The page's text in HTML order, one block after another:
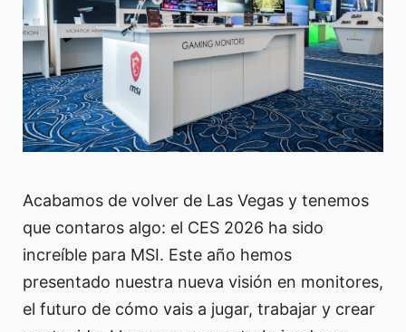
Acabamos de volver de Las Vegas y tenemos
que contaros algo: el CES 2026 ha sido
increíble para MSI. Este año hemos
presentado nuestra nueva visión en monitores,
el futuro de cómo vais a jugar, trabajar y crear